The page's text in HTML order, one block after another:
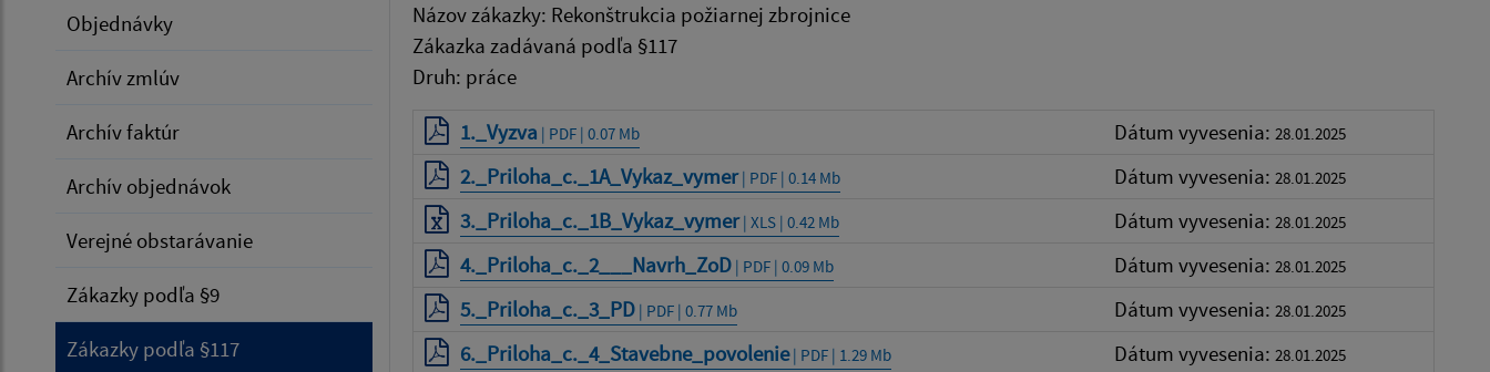
Objednávky
Archív zmlúv
Archív faktúr
Archív objednávok
Verejné obstarávanie
Zákazky podľa §9
Zákazky podľa §117
Názov zákazky: Rekonštrukcia požiarnej zbrojnice
Zákazka zadávaná podľa §117
Druh: práce
1._Vyzva | PDF | 0.07 Mb Dátum vyvesenia: 28.01.2025
2._Priloha_c._1A_Vykaz_vymer| PDF | 0.14 Mb Dátum vyvesenia: 28.01.2025
3._Priloha_c._1B_Vykaz_vymer| XLS | 0.42 Mb Dátum vyvesenia: 28.01.2025
4._Priloha_c._2___Navrh_ZoD| PDF | 0.09 Mb Dátum vyvesenia: 28.01.2025
5._Priloha_c._3_PD| PDF | 0.77 Mb Dátum vyvesenia: 28.01.2025
6._Priloha_c._4_Stavebne_povolenie| PDF | 1.29 Mb Dátum vyvesenia: 28.01.2025